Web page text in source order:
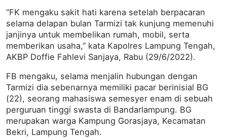
“FK mengaku sakit hati karena setelah berpacaran
selama delapan bulan Tarmizi tak kunjung memenuhi
janjinya untuk membelikan rumah, mobil, serta
memberikan usaha,” kata Kapolres Lampung Tengah,
AKBP Doffie Fahlevi Sanjaya, Rabu (29/6/2022).
FB mengaku, selama menjalin hubungan dengan
Tarmizi dia sebenarnya memiliki pacar berinisial BG
(22), seorang mahasiswa semesyer enam di sebuah
perguruan tinggi swasta di Bandarlampung. BG
merupakan warga Kampung Gorasjaya, Kecamatan
Bekri, Lampung Tengah.